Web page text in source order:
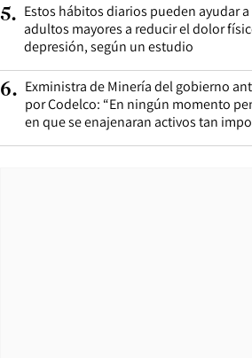
5. Estos hábitos diarios pueden ayudar a
adultos mayores a reducir el dolor
depresión, según un estudio
6. Exministra de Minería del gobierno
por Codelco: “En ningún momento
en que se enajenaran activos tan